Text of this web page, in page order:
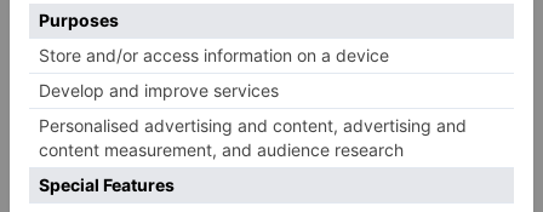
3
refuerzo del Burgos CF para la
temporada 2026/27